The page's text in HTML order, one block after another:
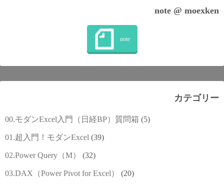
note @ moexken
カテゴリー
00.モダンExcel入門（日経BP）質問箱 (5)
01.超入門！モダンExcel (39)
02.Power Query（M） (32)
03.DAX（Power Pivot for Excel） (20)